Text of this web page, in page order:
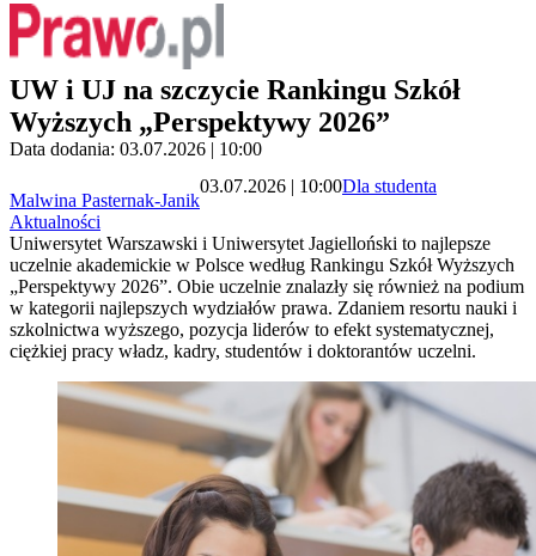
UW i UJ na szczycie Rankingu Szkół
Wyższych „Perspektywy 2026”
Data dodania: 03.07.2026 | 10:00
Malwina Pasternak-Janik
03.07.2026 | 10:00Dla studenta
Aktualności
Uniwersytet Warszawski i Uniwersytet Jagielloński to najlepsze
uczelnie akademickie w Polsce według Rankingu Szkół Wyższych
„Perspektywy 2026”. Obie uczelnie znalazły się również na podium
w kategorii najlepszych wydziałów prawa. Zdaniem resortu nauki i
szkolnictwa wyższego, pozycja liderów to efekt systematycznej,
ciężkiej pracy władz, kadry, studentów i doktorantów uczelni.